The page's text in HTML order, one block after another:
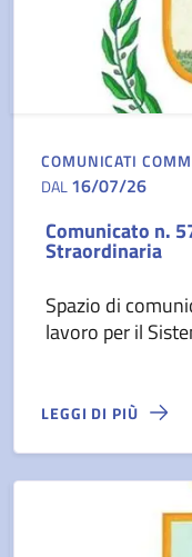
COMUNICATI
DAL16/07/26
Comunicato n.
Straordinaria
Spazio di
lavoro per il
LEGGI DI PIÙ